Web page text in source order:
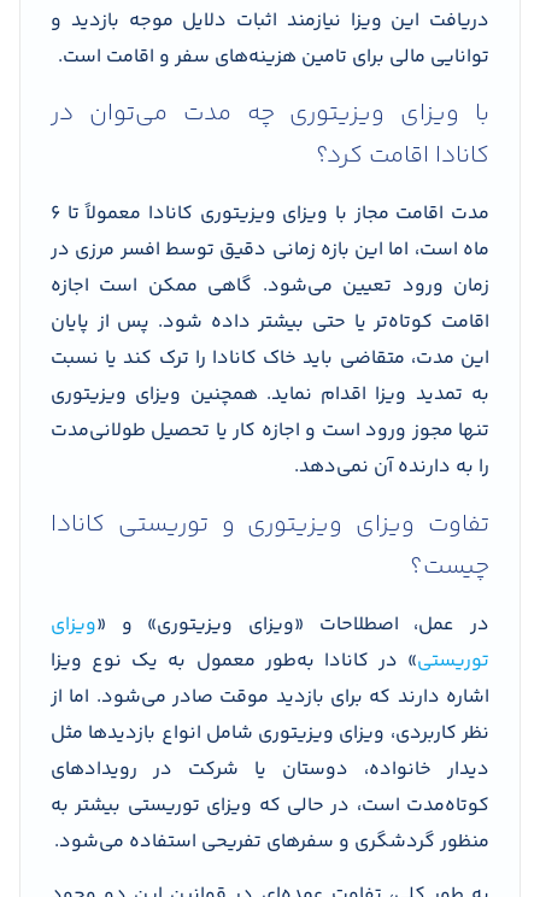
دریافت این ویزا نیازمند اثبات دلایل موجه بازدید و
توانایی مالی برای تامین هزینه‌های سفر و اقامت است.
با ویزای ویزیتوری چه مدت می‌توان در
کانادا اقامت کرد؟
مدت اقامت مجاز با ویزای ویزیتوری کانادا معمولاً تا ۶
ماه است، اما این بازه زمانی دقیق توسط افسر مرزی در
زمان ورود تعیین می‌شود. گاهی ممکن است اجازه
اقامت کوتاه‌تر یا حتی بیشتر داده شود. پس از پایان
این مدت، متقاضی باید خاک کانادا را ترک کند یا نسبت
به تمدید ویزا اقدام نماید. همچنین ویزای ویزیتوری
تنها مجوز ورود است و اجازه کار یا تحصیل طولانی‌مدت
را به دارنده آن نمی‌دهد.
تفاوت ویزای ویزیتوری و توریستی کانادا
چیست؟
در عمل، اصطلاحات «ویزای ویزیتوری» و «ویزای
توریستی» در کانادا به‌طور معمول به یک نوع ویزا
اشاره دارند که برای بازدید موقت صادر می‌شود. اما از
نظر کاربردی، ویزای ویزیتوری شامل انواع بازدیدها مثل
دیدار خانواده، دوستان یا شرکت در رویدادهای
کوتاه‌مدت است، در حالی که ویزای توریستی بیشتر به
منظور گردشگری و سفرهای تفریحی استفاده می‌شود.